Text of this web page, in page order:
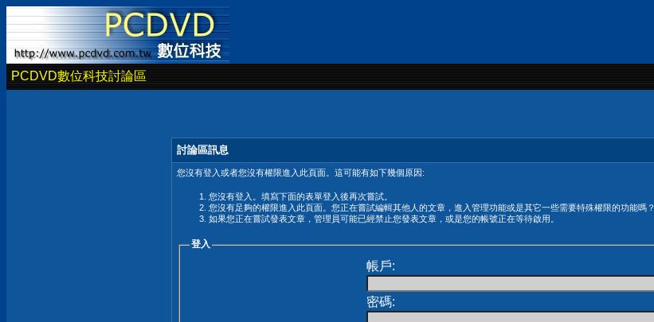
PCDVD數位科技討論區
討論區訊息
您沒有登入或者您沒有權限進入此頁面。這可能有如下幾個原因:
您沒有登入。填寫下面的表單登入後再次嘗試。
您沒有足夠的權限進入此頁面。您正在嘗試編輯其他人的文章，進入管理功能或是其它一些需要特殊權限的功能嗎？
如果您正在嘗試發表文章，管理員可能已經禁止您發表文章，或是您的帳號正在等待啟用。
登入
帳戶:
密碼: